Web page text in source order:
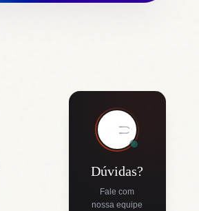
Dúvidas?
Fale com
nossa equipe